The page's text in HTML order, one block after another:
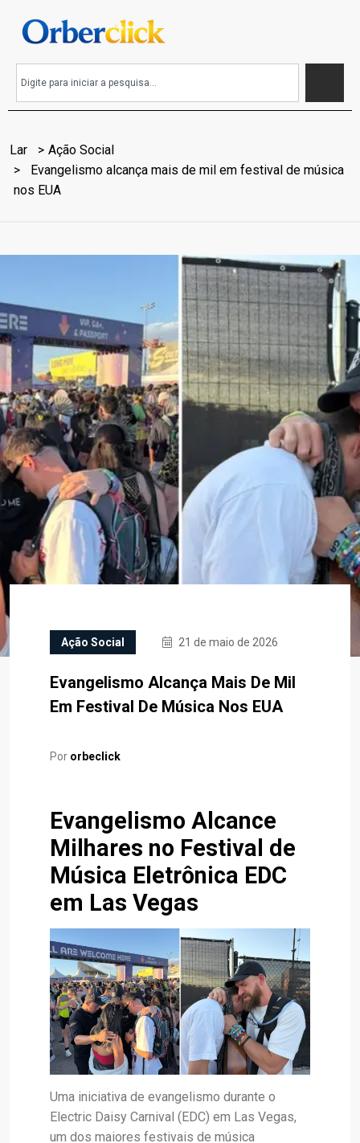
Lar
Ação Social
Evangelismo alcança mais de mil em festival de música
nos EUA
Ação Social 21 de maio de 2026
Evangelismo Alcança Mais De Mil
Em Festival De Música Nos EUA
Por orbeclick
Evangelismo Alcance
Milhares no Festival de
Música Eletrônica EDC
em Las Vegas
Uma iniciativa de evangelismo durante o
Electric Daisy Carnival (EDC) em Las Vegas,
um dos maiores festivais de música